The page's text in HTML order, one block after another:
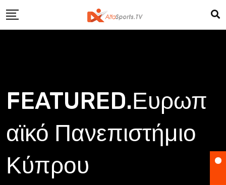
to
FEATURED.Ευρωπ
αϊκό Πανεπιστήμιο
Κύπρου